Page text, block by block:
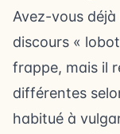
Avez-vous déjà
discours «
frappe, mais il
différentes
habitué à